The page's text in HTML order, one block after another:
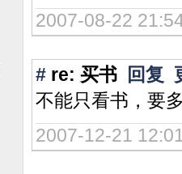
2007-08-22
# re: 买书 回复
不能只看书，要
2007-12-21